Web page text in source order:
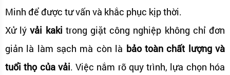
Minh để được tư vấn và khắc phục kịp thời.
Xử lývải kaki trong giặt công nghiệp không chỉ đơn
giản là làm sạch mà còn là bảo toàn chất lượng và
tuổi thọ của vải. Việc nắm rõ quy trình, lựa chọn hóa